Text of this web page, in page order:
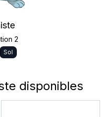
2
Sol
disponibles